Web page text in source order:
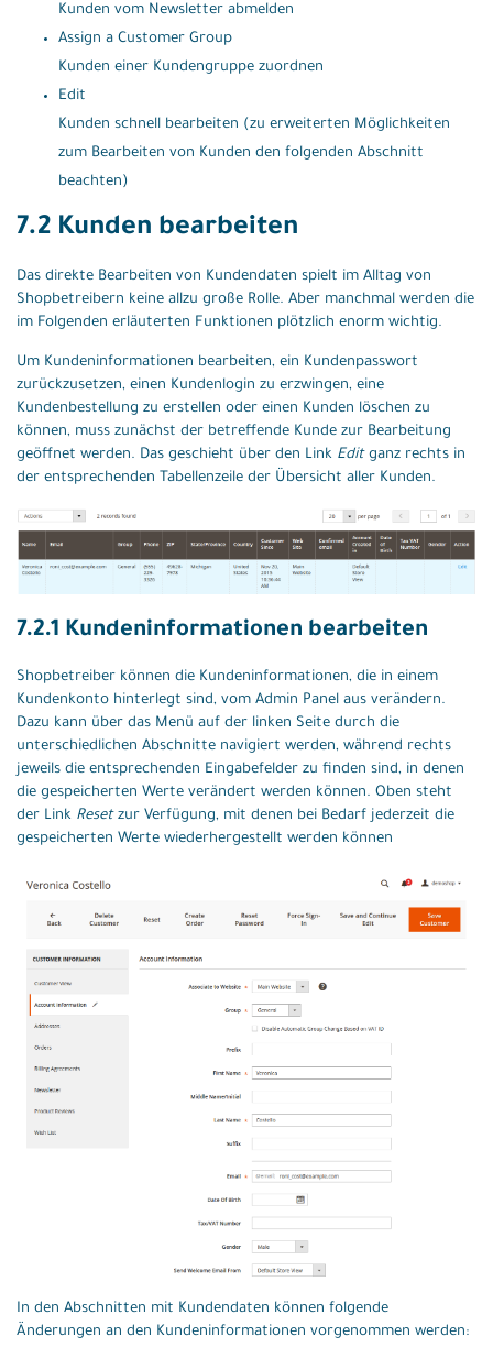
Kunden vom Newsletter abmelden
Assign a Customer Group
Kunden einer Kundengruppe zuordnen
Edit
Kunden schnell bearbeiten (zu erweiterten Möglichkeiten
zum Bearbeiten von Kunden den folgenden Abschnitt
beachten)
7.2 Kunden bearbeiten
Das direkte Bearbeiten von Kundendaten spielt im Alltag von
Shopbetreibern keine allzu große Rolle. Aber manchmal werden die
im Folgenden erläuterten Funktionen plötzlich enorm wichtig.
Um Kundeninformationen bearbeiten, ein Kundenpasswort
zurückzusetzen, einen Kundenlogin zu erzwingen, eine
Kundenbestellung zu erstellen oder einen Kunden löschen zu
können, muss zunächst der betreffende Kunde zur Bearbeitung
geöffnet werden. Das geschieht über den Link Editganz rechts in
der entsprechenden Tabellenzeile der Übersicht aller Kunden.
7.2.1 Kundeninformationen bearbeiten
Shopbetreiber können die Kundeninformationen, die in einem
Kundenkonto hinterlegt sind, vom Admin Panel aus verändern.
Dazu kann über das Menü auf der linken Seite durch die
unterschiedlichen Abschnitte navigiert werden, während rechts
jeweils die entsprechenden Eingabefelder zu finden sind, in denen
die gespeicherten Werte verändert werden können. Oben steht
der Link Resetzur Verfügung, mit denen bei Bedarf jederzeit die
gespeicherten Werte wiederhergestellt werden können
In den Abschnitten mit Kundendaten können folgende
Änderungen an den Kundeninformationen vorgenommen werden: